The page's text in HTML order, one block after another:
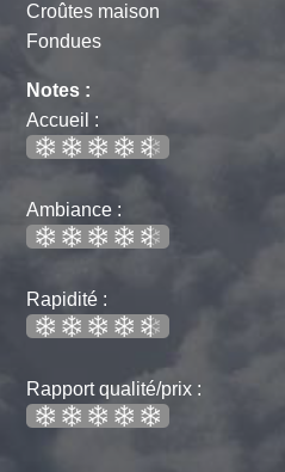
Croûtes maison
Fondues
Notes :
Accueil :
Ambiance :
Rapidité :
Rapport qualité/prix :